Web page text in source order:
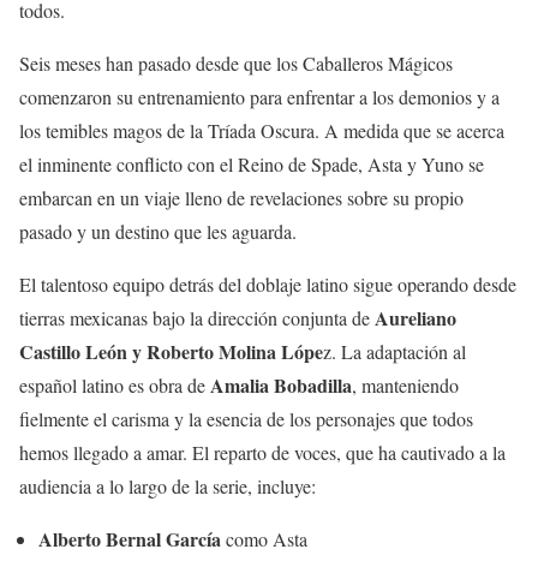
todos.
Seis meses han pasado desde que los Caballeros Mágicos
comenzaron su entrenamiento para enfrentar a los demonios y a
los temibles magos de la Tríada Oscura. A medida que se acerca
el inminente conflicto con el Reino de Spade, Asta y Yuno se
embarcan en un viaje lleno de revelaciones sobre su propio
pasado y un destino que les aguarda.
El talentoso equipo detrás del doblaje latino sigue operando desde
tierras mexicanas bajo la dirección conjunta deAureliano
Castillo León y Roberto Molina López. La adaptación al
español latino es obra deAmalia Bobadilla, manteniendo
fielmente el carisma y la esencia de los personajes que todos
hemos llegado a amar. El reparto de voces, que ha cautivado a la
audiencia a lo largo de la serie, incluye:
Alberto Bernal Garcíacomo Asta